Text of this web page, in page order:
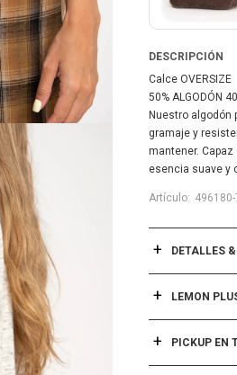
DESCRIPCIÓN
Calce OVERSIZE
50% ALGODÓN
Nuestro algodón
gramaje y
mantener.
esencia suave y
496180-
DETALLES
LEMON
PICKUP EN